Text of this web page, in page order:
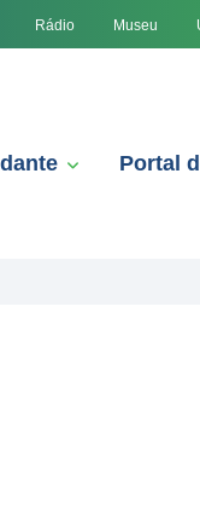
Rádio Museu
Portal